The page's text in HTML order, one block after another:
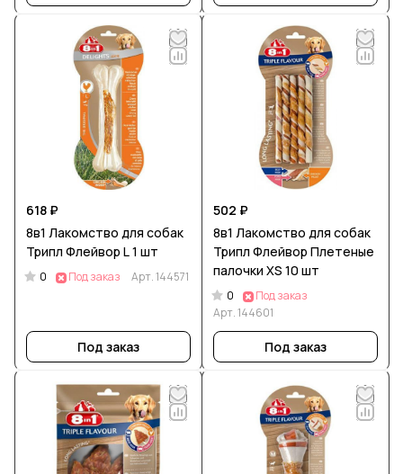
618 ₽
8в1 Лакомство для собак
Трипл Флейвор L 1 шт
0 Под заказ Арт.144571
Под заказ
502 ₽
8в1 Лакомство для собак
Трипл Флейвор Плетеные
палочки XS 10 шт
0
Под заказ
Арт.144601
Под заказ